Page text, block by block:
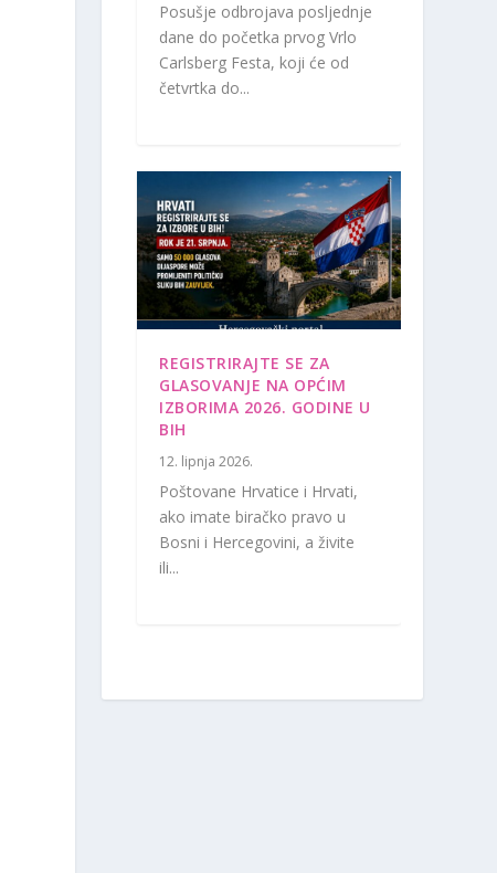
Posušje odbrojava posljednje
dane do početka prvog Vrlo
Carlsberg Festa, koji će od
četvrtka do...
REGISTRIRAJTE SE ZA
GLASOVANJE NA OPĆIM
IZBORIMA 2026. GODINE U
BIH
12. lipnja 2026.
Poštovane Hrvatice i Hrvati,
ako imate biračko pravo u
Bosni i Hercegovini, a živite
ili...